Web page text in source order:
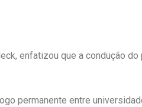
enfatizou que a condução
permanente entre